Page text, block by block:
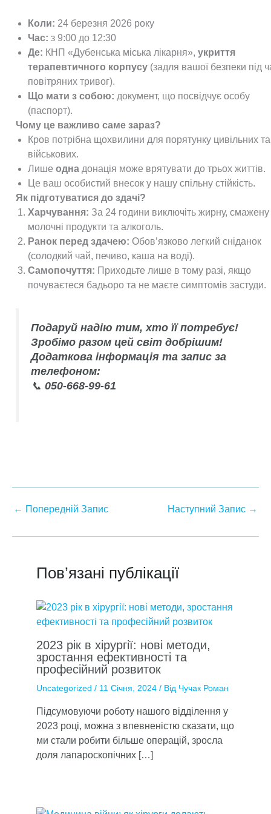
Коли: 24 березня 2026 року
Час: з 9:00 до 12:30
Де: КНП «Дубенська міська лікарня»,укриття
терапевтичного корпусу (задля вашої безпеки під
повітряних тривог).
Що мати з собою: документ, що посвідчує особу
(паспорт).
Чому це важливо саме зараз?
Кров потрібна щохвилини для порятунку цивільних та
військових.
Лишеодна донація може врятувати до трьох життів.
Це ваш особистий внесок у нашу спільну стійкість.
Як підготуватися до здачі?
Харчування: За 24 години виключіть жирну, смажену
молочні продукти та алкоголь.
Ранок перед здачею: Обов’язково легкий сніданок
(солодкий чай, печиво, каша на воді).
Самопочуття: Приходьте лише в тому разі, якщо
почуваєтеся бадьоро та не маєте симптомів застуди.
Подаруй надію тим, хто її потребує!
Зробімо разом цей світ добрішим!
Додаткова інформація та запис за
телефоном:
📞050-668-99-61
← Попередній Запис Наступний Запис →
Пов’язані публікації
2023 рік в хірургії: нові методи,
зростання ефективності та
професійний розвиток
Uncategorized / 11 Січня, 2024 / Від Чучак Роман
Підсумовуючи роботу нашого відділення у
2023 році, можна з впевненістю сказати, що
ми стали робити більше операцій, зросла
доля лапароскопічних […]